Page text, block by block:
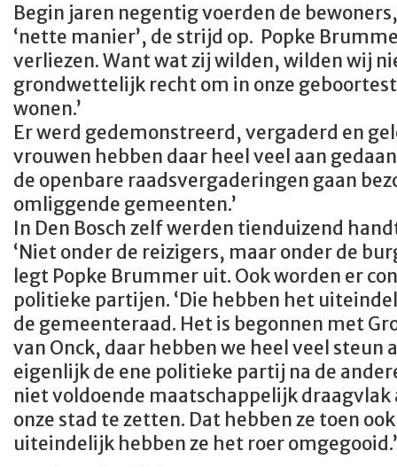
Begin jaren negentig voerden de
‘nette manier’, de strijd op. Popke
verliezen. Want wat zij wilden, wilden wij
grondwettelijk recht om in onze
wonen.’
Er werd gedemonstreerd, vergaderd en
vrouwen hebben daar heel veel aan
de openbare raadsvergaderingen gaan
omliggende gemeenten.’
In Den Bosch zelf werden tienduizend
‘Niet onder de reizigers, maar onder de
legt Popke Brummer uit. Ook worden er
politieke partijen. ‘Die hebben het
de gemeenteraad. Het is begonnen met
van Onck, daar hebben we heel veel steun
eigenlijk de ene politieke partij na de
niet voldoende maatschappelijk draagvlak
onze stad te zetten. Dat hebben ze toen
uiteindelijk hebben ze het roer omgegooid.’